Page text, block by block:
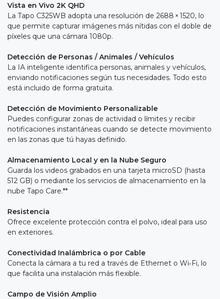
Vista en Vivo 2K QHD
La Tapo C325WB adopta una resolución de 2688 × 1520, lo
que permite capturar imágenes más nítidas con el doble de
píxeles que una cámara 1080p.
Detección de Personas / Animales / Vehículos
La IA inteligente identifica personas, animales y vehículos,
enviando notificaciones según tus necesidades. Todo esto
está incluido de forma gratuita.
Detección de Movimiento Personalizable
Puedes configurar zonas de actividad o límites y recibir
notificaciones instantáneas cuando se detecte movimiento
en las zonas que tú hayas definido.
Almacenamiento Local y en la Nube Seguro
Guarda los videos grabados en una tarjeta microSD (hasta
512 GB) o mediante los servicios de almacenamiento en la
nube Tapo Care.**
Resistencia
Ofrece excelente protección contra el polvo, ideal para uso
en exteriores.
Conectividad Inalámbrica o por Cable
Conecta la cámara a tu red a través de Ethernet o Wi‑Fi, lo
que facilita una instalación más flexible.
Campo de Visión Amplio